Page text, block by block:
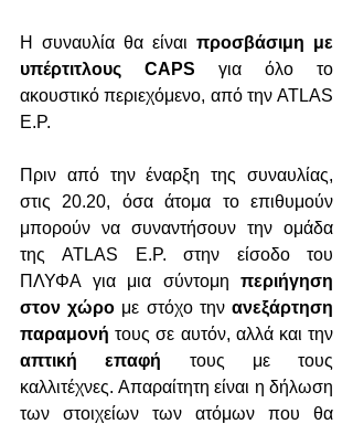
Η συναυλία θα είναι προσβάσιμη με
υπέρτιτλους CAPS για όλο το
ακουστικό περιεχόμενο, από την ATLAS
E.P.
Πριν από την έναρξη της συναυλίας,
στις 20.20, όσα άτομα το επιθυμούν
μπορούν να συναντήσουν την ομάδα
της ATLAS E.P. στην είσοδο του
ΠΛΥΦΑ για μια σύντομη περιήγηση
στον χώρο με στόχο την ανεξάρτηση
παραμονή
απτική επαφή τους με τους
καλλιτέχνες. Απαραίτητη είναι η δήλωση
των στοιχείων των ατόμων που θα